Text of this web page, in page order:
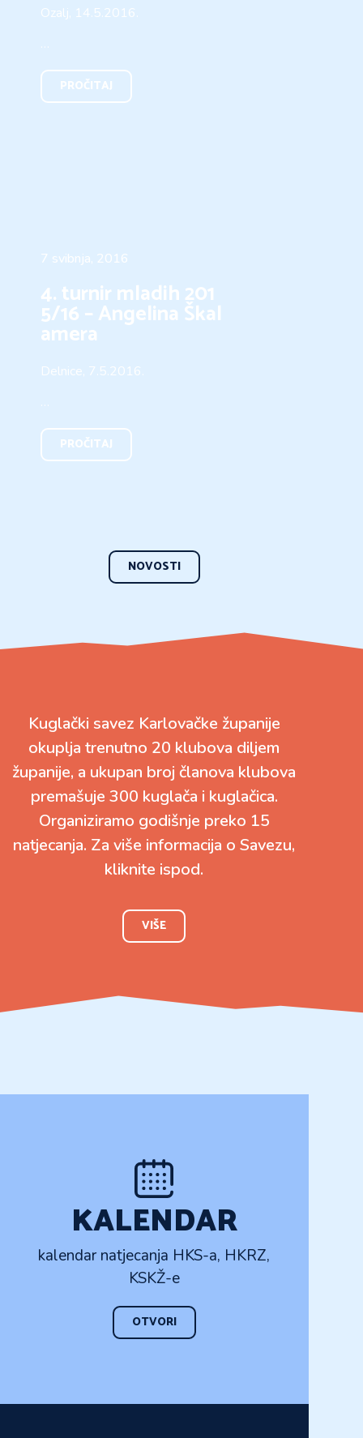
Ozalj, 14.5.2016.
…
PROČITAJ
7 svibnja, 2016
4. turnir mladih 201
5/16 – Angelina Škal
amera
Delnice, 7.5.2016.
…
PROČITAJ
NOVOSTI
Kuglački savez Karlovačke županije
okuplja trenutno 20 klubova diljem
županije, a ukupan broj članova klubova
premašuje 300 kuglača i kuglačica.
Organiziramo godišnje preko 15
natjecanja. Za više informacija o Savezu,
kliknite ispod.
VIŠE
KALENDAR
kalendar natjecanja HKS-a, HKRZ,
KSKŽ-e
OTVORI